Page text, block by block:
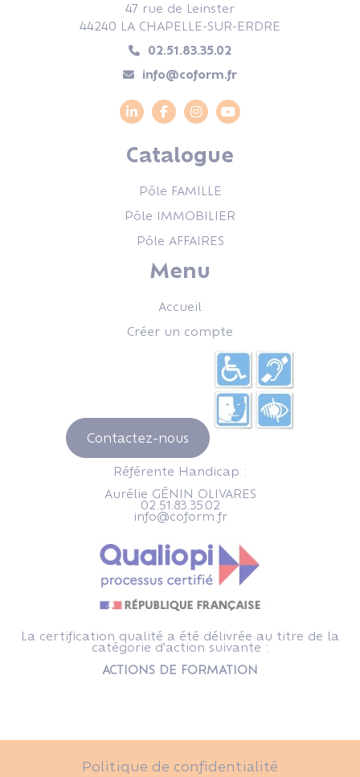
47 rue de Leinster
44240 LA CHAPELLE-SUR-ERDRE
02.51.83.35.02
info@coform.fr
Catalogue
Pôle FAMILLE
Pôle IMMOBILIER
Pôle AFFAIRES
Menu
Accueil
Créer un compte
Contactez-nous
Référente Handicap :
Aurélie GÉNIN OLIVARES
02.51.83.35.02
info@coform.fr
La certification qualité a été délivrée au titre de la
catégorie d'action suivante :
ACTIONS DE FORMATION
Politique de confidentialité